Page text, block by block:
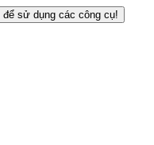
để sử dụng các công cụ!